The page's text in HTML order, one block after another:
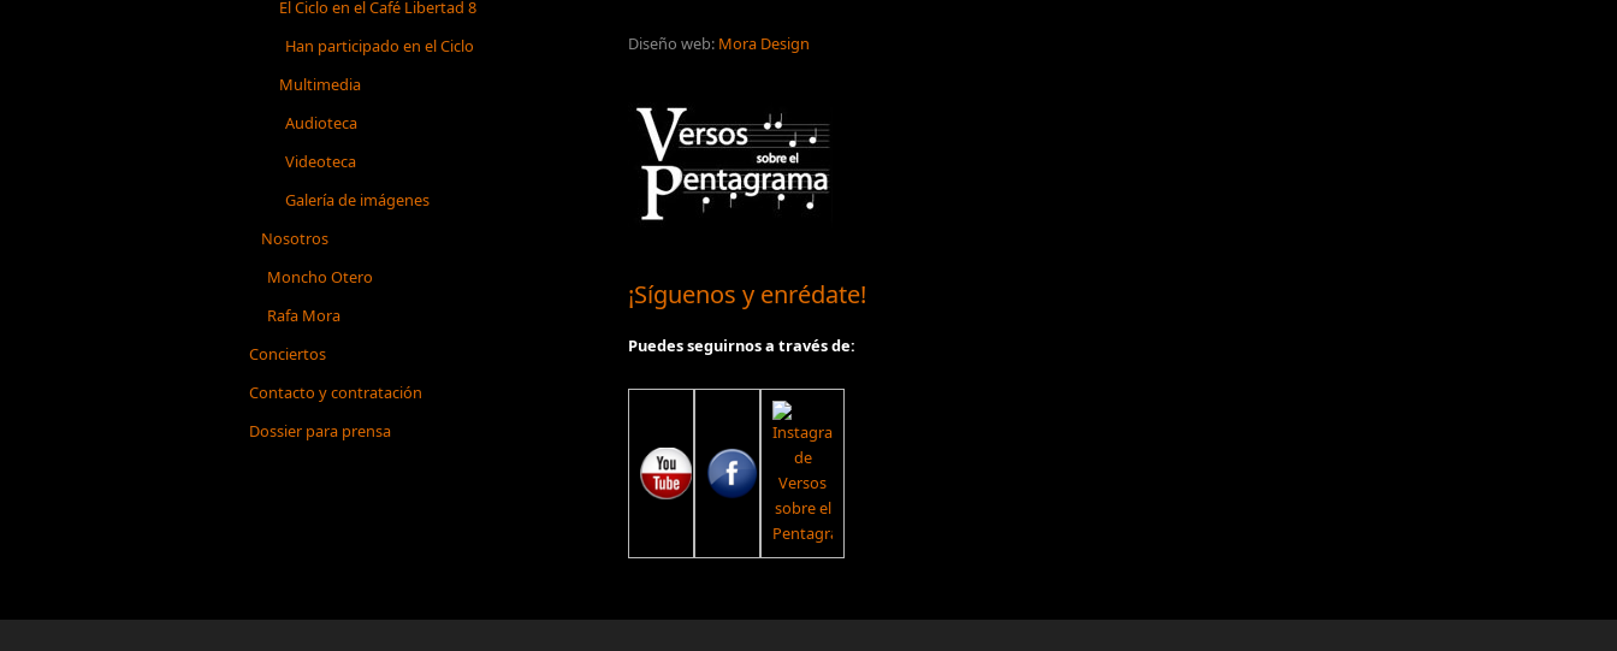
El Ciclo en el Café Libertad 8
Han participado en el Ciclo
Multimedia
Audioteca
Videoteca
Galería de imágenes
Nosotros
Moncho Otero
Rafa Mora
Conciertos
Contacto y contratación
Dossier para prensa
Diseño web: Mora Design
¡Síguenos y enrédate!
Puedes seguirnos a través de: